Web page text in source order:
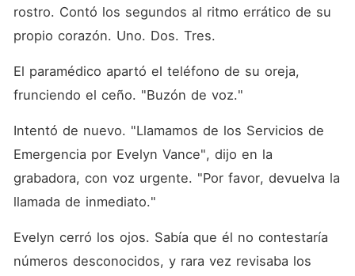
rostro. Contó los segundos al ritmo errático de su
propio corazón. Uno. Dos. Tres.
El paramédico apartó el teléfono de su oreja,
frunciendo el ceño. "Buzón de voz."
Intentó de nuevo. "Llamamos de los Servicios de
Emergencia por Evelyn Vance", dijo en la
grabadora, con voz urgente. "Por favor, devuelva la
llamada de inmediato."
Evelyn cerró los ojos. Sabía que él no contestaría
números desconocidos, y rara vez revisaba los